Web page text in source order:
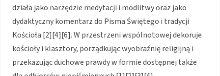
działa jako narzędzie medytacji i modlitwy oraz jako
dydaktyczny komentarz do Pisma Świętego i tradycji
Kościoła [2][4][6]. W przestrzeni wspólnotowej dekoruje
kościoły i klasztory, porządkując wyobraźnię religijną i
przekazując duchowe prawdy w formie dostępnej także